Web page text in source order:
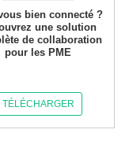
bien connecté ?
une solution
de collaboration
pour les PME
TÉLÉCHARGER